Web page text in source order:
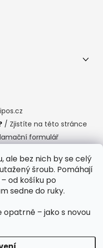
ale bez nich by se celý
šroub. Pomáhají
od košíku po
sedne do ruky.
opatrně – jako s novou
/ Zjistíte na této stránce
formulář